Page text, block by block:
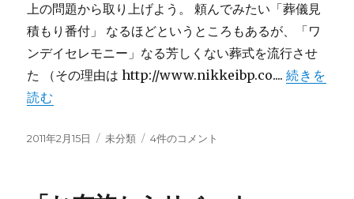
上の問題から取り上げよう。 頼んでみたい「葬儀見
積もり番付」 なるほどというところもあるが、「ワ
ンデイセレモニー」なる芳しくない葬式を流行させ
た （その理由は http://www.nikkeibp.co....続きを
読む
投
2011年2月15日
カ
未分類
ダ
4件のコメント